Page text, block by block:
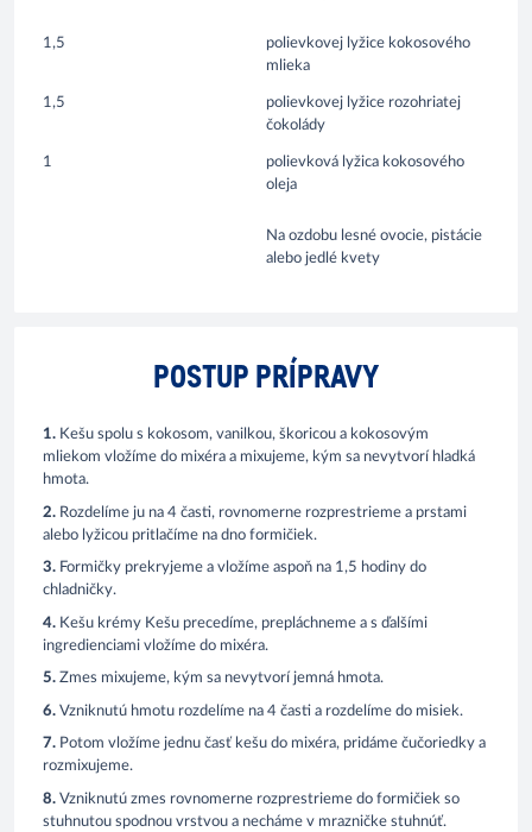
1,5
polievkovej lyžice kokosového
mlieka
1,5
polievkovej lyžice rozohriatej
čokolády
1
polievková lyžica kokosového
oleja
Na ozdobu lesné ovocie, pistácie
alebo jedlé kvety
POSTUP PRÍPRAVY
1. Kešu spolu s kokosom, vanilkou, škoricou a kokosovým
mliekom vložíme do mixéra a mixujeme, kým sa nevytvorí hladká
hmota.
2. Rozdelíme ju na 4 časti, rovnomerne rozprestrieme a prstami
alebo lyžicou pritlačíme na dno formičiek.
3. Formičky prekryjeme a vložíme aspoň na 1,5 hodiny do
chladničky.
4. Kešu krémy Kešu precedíme, prepláchneme a s ďalšími
ingredienciami vložíme do mixéra.
5. Zmes mixujeme, kým sa nevytvorí jemná hmota.
6. Vzniknutú hmotu rozdelíme na 4 časti a rozdelíme do misiek.
7. Potom vložíme jednu časť kešu do mixéra, pridáme čučoriedky a
rozmixujeme.
8. Vzniknutú zmes rovnomerne rozprestrieme do formičiek so
stuhnutou spodnou vrstvou a necháme v mrazničke stuhnúť.